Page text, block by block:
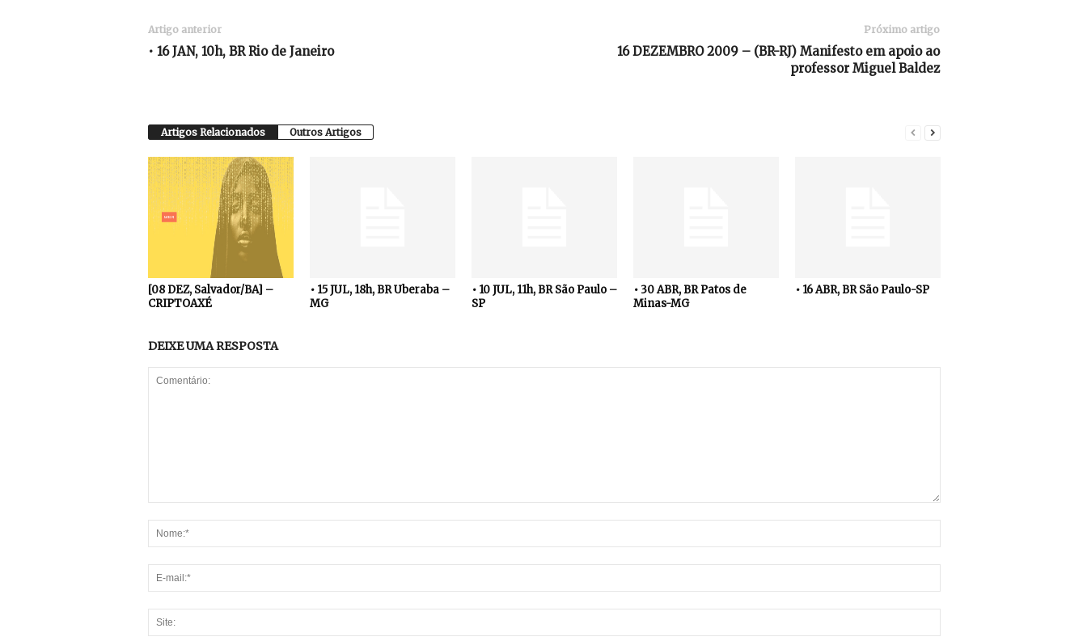
Artigo anterior
• 16 JAN, 10h, BR Rio de Janeiro
Próximo artigo
16 DEZEMBRO 2009 – (BR-RJ) Manifesto em apoio ao
professor Miguel Baldez
Artigos Relacionados Outros Artigos
[08 DEZ, Salvador/BA] –
CRIPTOAXÉ
• 15 JUL, 18h, BR Uberaba –
MG
• 10 JUL, 11h, BR São Paulo –
SP
• 30 ABR, BR Patos de
Minas-MG
• 16 ABR, BR São Paulo-SP
DEIXE UMA RESPOSTA